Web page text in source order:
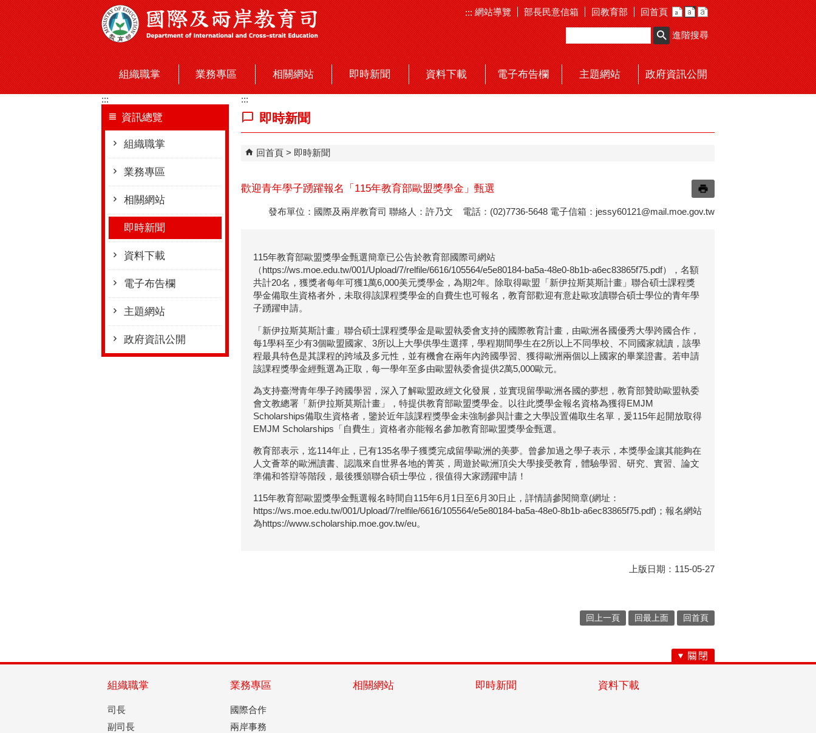
跳到主要內容區塊 :::網站導覽 部長民意信箱 回教育部 回首頁
進階搜尋
組織職掌 業務專區 相關網站 即時新聞 資料下載 電子布告欄 主題網站 政府資訊公開
:::
資訊總覽
組織職掌
業務專區
相關網站
即時新聞
資料下載
電子布告欄
主題網站
政府資訊公開
:::
即時新聞
回首頁 即時新聞
歡迎青年學子踴躍報名「115年教育部歐盟獎學金」甄選
發布單位：國際及兩岸教育司 聯絡人：許乃文 電話：(02)7736-5648 電子信箱： jessy60121@mail.moe.gov.tw
115年教育部歐盟獎學金甄選簡章已公告於教育部國際司網站
（https://ws.moe.edu.tw/001/Upload/7/relfile/6616/105564/e5e80184-ba5a-48e0-8b1b-a6ec83865f75.pdf），名額
共計20名，獲獎者每年可獲1萬6,000美元獎學金，為期2年。除取得歐盟「新伊拉斯莫斯計畫」聯合碩士課程獎
學金備取生資格者外，未取得該課程獎學金的自費生也可報名，教育部歡迎有意赴歐攻讀聯合碩士學位的青年學
子踴躍申請。
「新伊拉斯莫斯計畫」聯合碩士課程獎學金是歐盟執委會支持的國際教育計畫，由歐洲各國優秀大學跨國合作，
每1學科至少有3個歐盟國家、3所以上大學供學生選擇，學程期間學生在2所以上不同學校、不同國家就讀，該學
程最具特色是其課程的跨域及多元性，並有機會在兩年內跨國學習、獲得歐洲兩個以上國家的畢業證書。若申請
該課程獎學金經甄選為正取，每一學年至多由歐盟執委會提供2萬5,000歐元。
為支持臺灣青年學子跨國學習，深入了解歐盟政經文化發展，並實現留學歐洲各國的夢想，教育部贊助歐盟執委
會文教總署「新伊拉斯莫斯計畫」，特提供教育部歐盟獎學金。以往此獎學金報名資格為獲得EMJM
Scholarships備取生資格者，鑒於近年該課程獎學金未強制參與計畫之大學設置備取生名單，爰115年起開放取得
EMJM Scholarships「自費生」資格者亦能報名參加教育部歐盟獎學金甄選。
教育部表示，迄114年止，已有135名學子獲獎完成留學歐洲的美夢。曾參加過之學子表示，本獎學金讓其能夠在
人文薈萃的歐洲讀書、認識來自世界各地的菁英，周遊於歐洲頂尖大學接受教育，體驗學習、研究、實習、論文
準備和答辯等階段，最後獲頒聯合碩士學位，很值得大家踴躍申請！
115年教育部歐盟獎學金甄選報名時間自115年6月1日至6月30日止，詳情請參閱簡章(網址：
https://ws.moe.edu.tw/001/Upload/7/relfile/6616/105564/e5e80184-ba5a-48e0-8b1b-a6ec83865f75.pdf)；報名網站
為https://www.scholarship.moe.gov.tw/eu。
上版日期：115-05-27
回上一頁 回最上面 回首頁
組織職掌
司長
副司長
業務專區
國際合作
兩岸事務
相關網站 即時新聞 資料下載